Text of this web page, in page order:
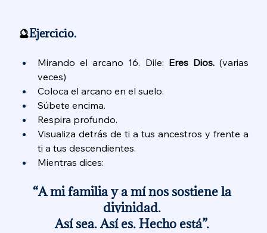
🔮Ejercicio.
Mirando el arcano 16. Dile: Eres Dios. (varias
veces)
Coloca el arcano en el suelo.
Súbete encima.
Respira profundo.
Visualiza detrás de ti a tus ancestros y frente a
ti a tus descendientes.
Mientras dices:
“A mi familia y a mí nos sostiene la
divinidad.
Así sea. Así es. Hecho está”.